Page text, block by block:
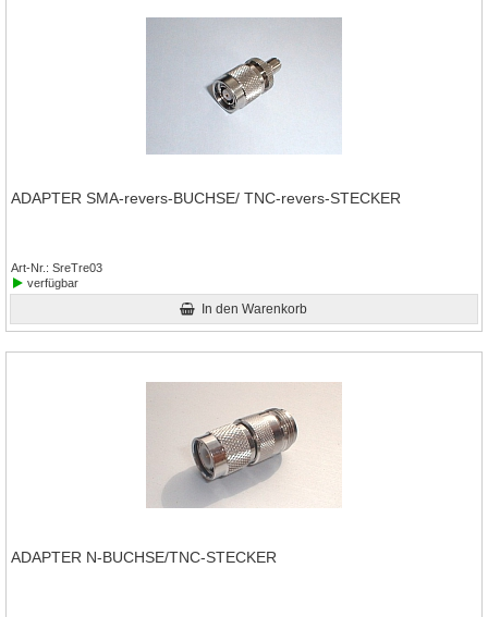
ADAPTER SMA-revers-BUCHSE/ TNC-revers-STECKER
Art-Nr.
SreTre03
verfügbar
In den Warenkorb
ADAPTER N-BUCHSE/TNC-STECKER